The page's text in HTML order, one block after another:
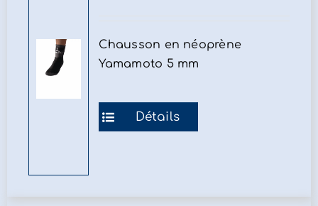
être
choisies
la
page
Chausson en néoprène
Yamamoto 5 mm
Ce
produit
Détails